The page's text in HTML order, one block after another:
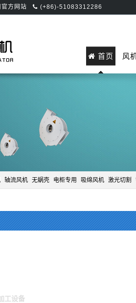
官方网站 (+86)-51083312286
首页 风
轴流风机 无蜗壳 电柜专用 吸绵风机 激光切割
工设备